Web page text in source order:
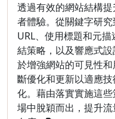
透過有效的網站結構
者體驗。從關鍵字研
URL、使用標題和元
結策略，以及響應式
於增強網站的可見性
斷優化和更新以適應
化。藉由落實實施這
場中脫穎而出，提升